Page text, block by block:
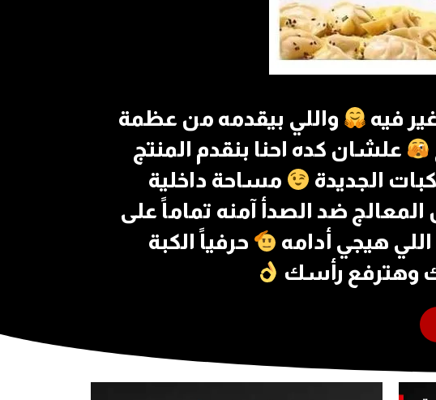
فيه
واللي بيقدمه من عظمة
علشان كده احنا بنقدم المنتج
مساحة داخلية
ضد الصدأ آمنه تماماً على
حرفياً الكبة
وهترفع رأسك